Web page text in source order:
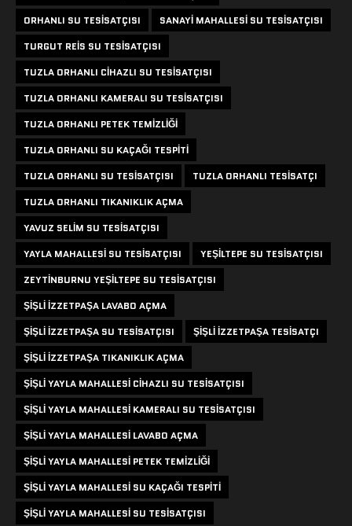
ORHANLI SU TESISATÇISI
SANAYI MAHALLESI SU TESISATÇISI
TURGUT REIS SU TESISATÇISI
TUZLA ORHANLI CIHAZLI SU TESISATÇISI
TUZLA ORHANLI KAMERALI SU TESISATÇISI
TUZLA ORHANLI PETEK TEMIZLIĞI
TUZLA ORHANLI SU KAÇAĞI TESPITI
TUZLA ORHANLI SU TESISATÇISI
TUZLA ORHANLI TESISATÇI
TUZLA ORHANLI TIKANIKLIK AÇMA
YAVUZ SELIM SU TESISATÇISI
YAYLA MAHALLESI SU TESISATÇISI
YEŞILTEPE SU TESISATÇISI
ZEYTINBURNU YEŞILTEPE SU TESISATÇISI
ŞIŞLI IZZETPAŞA LAVABO AÇMA
ŞIŞLI IZZETPAŞA SU TESISATÇISI
ŞIŞLI IZZETPAŞA TESISATÇI
ŞIŞLI IZZETPAŞA TIKANIKLIK AÇMA
ŞIŞLI YAYLA MAHALLESI CIHAZLI SU TESISATÇISI
ŞIŞLI YAYLA MAHALLESI KAMERALI SU TESISATÇISI
ŞIŞLI YAYLA MAHALLESI LAVABO AÇMA
ŞIŞLI YAYLA MAHALLESI PETEK TEMIZLIĞI
ŞIŞLI YAYLA MAHALLESI SU KAÇAĞI TESPITI
ŞIŞLI YAYLA MAHALLESI SU TESISATÇISI